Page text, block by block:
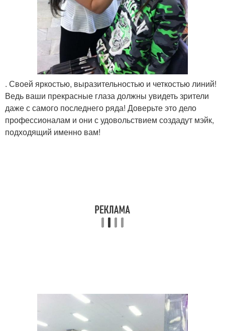
. Своей яркостью, выразительностью и четкостью линий!
Ведь ваши прекрасные глаза должны увидеть зрители
даже с самого последнего ряда! Доверьте это дело
профессионалам и они с удовольствием создадут мэйк,
подходящий именно вам!